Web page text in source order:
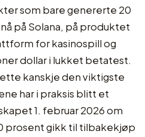
som bare genererte 20
på Solana, på produktet
for kasinospill og
dollar i lukket betatest.
kanskje den viktigste
har i praksis blitt et
1. februar 2026 om
prosent gikk til tilbakekjøp